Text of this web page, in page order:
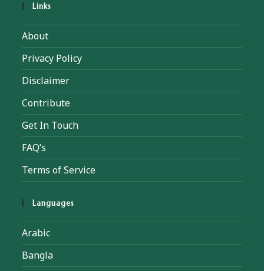
Links
About
Privacy Policy
Disclaimer
Contribute
Get In Touch
FAQ’s
Terms of Service
Languages
Arabic
Bangla